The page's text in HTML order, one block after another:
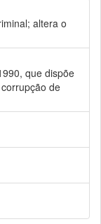
altera o
que dispõe
de